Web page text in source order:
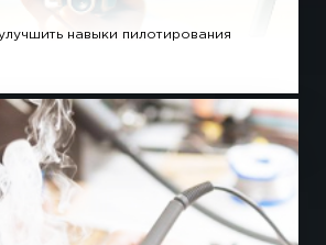
навыки пилотирования